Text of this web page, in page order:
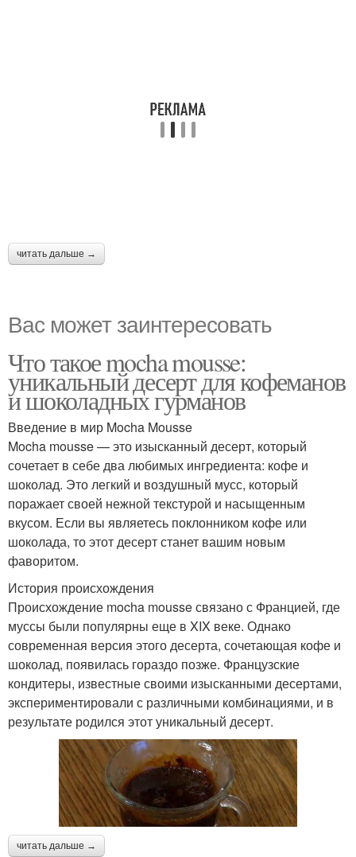
читать дальше →
Вас может заинтересовать
Что такое mocha mousse:
уникальный десерт для кофеманов
и шоколадных гурманов
Введение в мир Mocha Mousse
Mocha mousse — это изысканный десерт, который
сочетает в себе два любимых ингредиента: кофе и
шоколад. Это легкий и воздушный мусс, который
поражает своей нежной текстурой и насыщенным
вкусом. Если вы являетесь поклонником кофе или
шоколада, то этот десерт станет вашим новым
фаворитом.
История происхождения
Происхождение mocha mousse связано с Францией, где
муссы были популярны еще в XIX веке. Однако
современная версия этого десерта, сочетающая кофе и
шоколад, появилась гораздо позже. Французские
кондитеры, известные своими изысканными десертами,
экспериментировали с различными комбинациями, и в
результате родился этот уникальный десерт.
читать дальше →